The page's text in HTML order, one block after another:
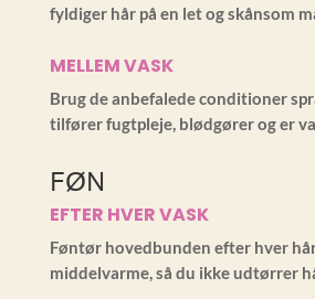
fyldiger hår på en let og skånsom
MELLEM VASK
Brug de anbefalede conditioner
tilfører fugtpleje, blødgører og er
FØN
EFTER HVER VASK
Føntør hovedbunden efter hver
middelvarme, så du ikke udtørrer